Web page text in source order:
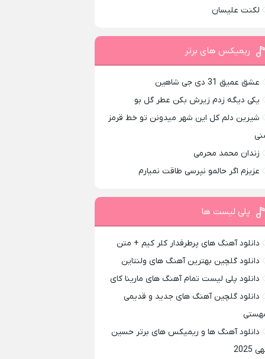
لکنت علیسان
ریمیکس های برتر
عشق عمیق 31 دی جی شاهین
یکی دیگه زدم زیرش بکن عطر گل بو
شیرین دلم کل این شهر میدونن تو خط قرمز
زندان محمد محرمی
عزیزم اگر حالمو نپرسی طاقت نمیارم
پلی لیست ها
دانلود آهنگ های پرطرفدار کلر کیم + متن
دانلود گلچین بهترین آهنگ های ولنتاین
دانلود پلی لیست تمام آهنگ های مارینا کای
دانلود گلچین آهنگ های جدید و قدیمی
دانلود آهنگ ها و ریمیکس های برتر حسین
2025